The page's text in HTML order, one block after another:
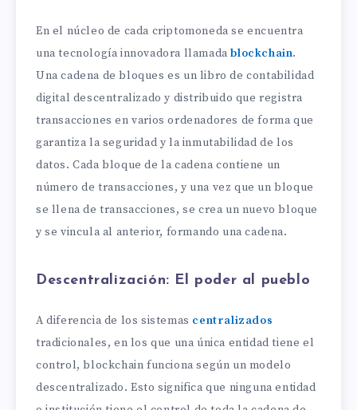
En el núcleo de cada criptomoneda se encuentra
una tecnología innovadora llamadablockchain.
Una cadena de bloques es un libro de contabilidad
digital descentralizado y distribuido que registra
transacciones en varios ordenadores de forma que
garantiza la seguridad y la inmutabilidad de los
datos. Cada bloque de la cadena contiene un
número de transacciones, y una vez que un bloque
se llena de transacciones, se crea un nuevo bloque
y se vincula al anterior, formando una cadena.
Descentralización: El poder al pueblo
A diferencia de los sistemas centralizados
tradicionales, en los que una única entidad tiene el
control, blockchain funciona según un modelo
descentralizado. Esto significa que ninguna entidad